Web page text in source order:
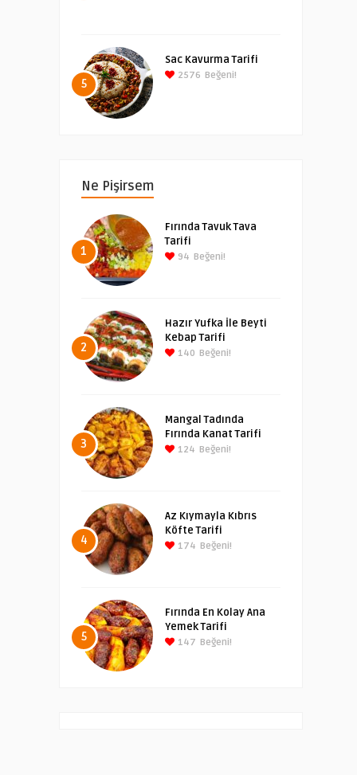
5
Sac Kavurma Tarifi
2576 Beğeni!
Ne Pişirsem
1
Fırında Tavuk Tava
Tarifi
94 Beğeni!
2
Hazır Yufka İle Beyti
Kebap Tarifi
140 Beğeni!
3
Mangal Tadında
Fırında Kanat Tarifi
124 Beğeni!
4
Az Kıymayla Kıbrıs
Köfte Tarifi
174 Beğeni!
5
Fırında En Kolay Ana
Yemek Tarifi
147 Beğeni!